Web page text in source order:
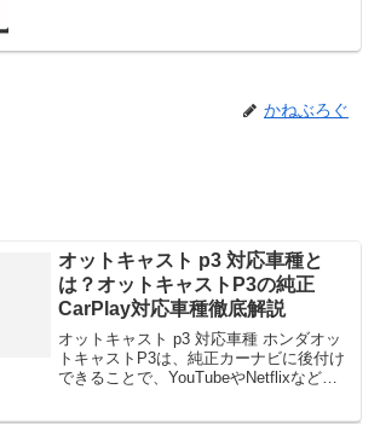
かねぶろぐ
オットキャスト p3 対応車種と
は？オットキャストP3の純正
CarPlay対応車種徹底解説
オットキャスト p3 対応車種 ホンダオッ
トキャストP3は、純正カーナビに後付け
できることで、YouTubeやNetflixなどの